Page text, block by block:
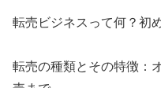
転売ビジネスって何？初
転売の種類とその特徴：